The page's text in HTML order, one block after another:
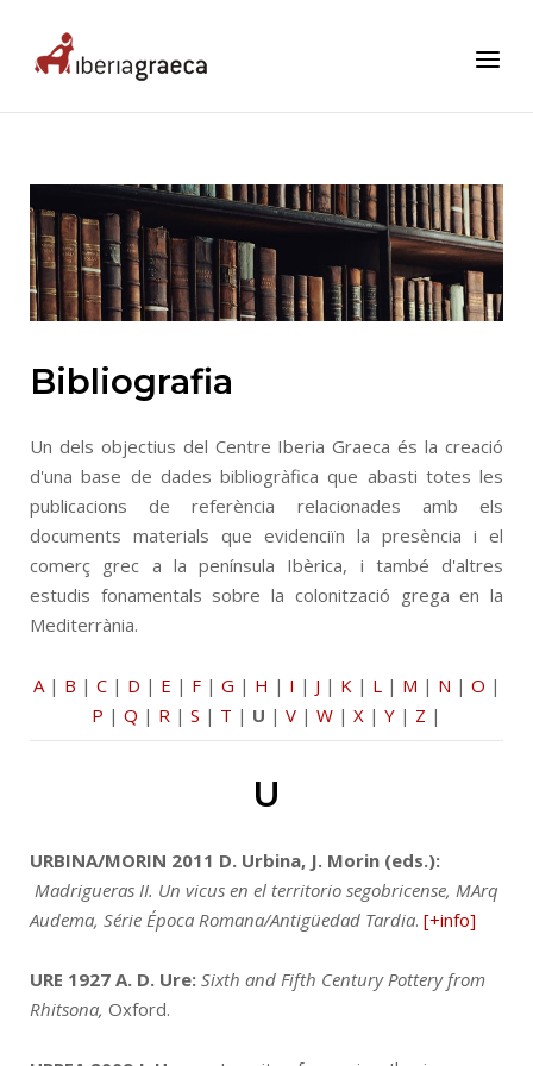
content
Home Menu
Bibliografia
Un dels objectius del Centre Iberia Graeca és la creació
d'una base de dades bibliogràfica que abasti totes les
publicacions de referència relacionades amb els
documents materials que evidenciïn la presència i el
comerç grec a la península Ibèrica, i també d'altres
estudis fonamentals sobre la colonització grega en la
Mediterrània.
A| B | C| D | E | F| G | H | I | J | K| L| M | N | O |
P | Q | R | S | T | U | V | W | X | Y | Z |
U
URBINA/MORIN 2011 D. Urbina, J. Morin (eds.):
Madrigueras II. Un vicus en el territorio segobricense, MArq
Audema, Série Época Romana/Antigüedad Tardia. [+info]
URE 1927 A. D. Ure: Sixth and Fifth Century Pottery from
Rhitsona, Oxford.